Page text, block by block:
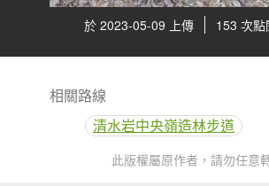
於 2023-05-09 上傳 153 次點
相關路線
清水岩中央嶺造林步道
此版權屬原作者，請勿任意